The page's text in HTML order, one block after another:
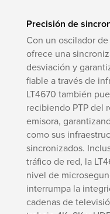
Precisión de
Con un oscilador
ofrece una
desviación y
fiable a través de
LT4670 también
recibiendo PTP del
emisora,
como sus
sincronizados.
tráfico de red, la
nivel de
interrumpa la
cadenas de